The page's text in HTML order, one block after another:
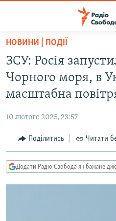
Перейти
основного
матеріалу
Перейти
до
основної
Перейти
до
пошуку
СТАТТІ
СУСПІЛЬСТВО
РОСІЙСЬКА «ФІЛЬТРАЦІЯ»
ДОНБАС.РЕАЛІЇ
ТИ ЯК?
НОВИНИ | ПОДІЇ
ЗСУ: Росія
Чорного моря, в
масштабна
10 лютого 2025, 23:57
Поділитись Читати
Додати Радіо Свобода як бажане